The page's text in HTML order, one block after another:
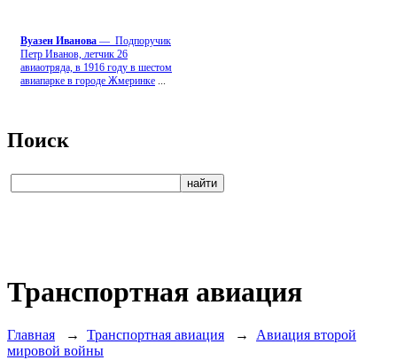
Вуазен Иванова — Подпоручик
Петр Иванов, летчик 26
авиаотряда, в 1916 году в шестом
авиапарке в городе Жмеринке
Поиск
Транспортная авиация
Главная → Транспортная авиация → Авиация второй
мировой войны